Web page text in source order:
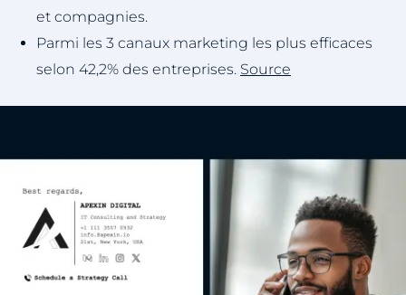
et compagnies.
Parmi les 3 canaux marketing les plus efficaces
selon 42,2% des entreprises. Source